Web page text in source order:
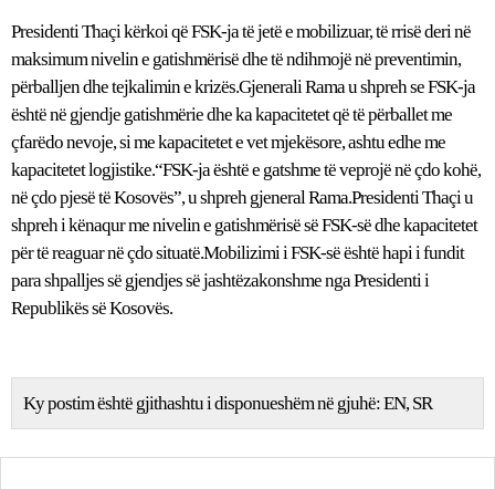
Presidenti Thaçi kërkoi që FSK-ja të jetë e mobilizuar, të rrisë deri në
maksimum nivelin e gatishmërisë dhe të ndihmojë në preventimin,
përballjen dhe tejkalimin e krizës.Gjenerali Rama u shpreh se FSK-ja
është në gjendje gatishmërie dhe ka kapacitetet që të përballet me
çfarëdo nevoje, si me kapacitetet e vet mjekësore, ashtu edhe me
kapacitetet logjistike.“FSK-ja është e gatshme të veprojë në çdo kohë,
në çdo pjesë të Kosovës”, u shpreh gjeneral Rama.Presidenti Thaçi u
shpreh i kënaqur me nivelin e gatishmërisë së FSK-së dhe kapacitetet
për të reaguar në çdo situatë.Mobilizimi i FSK-së është hapi i fundit
para shpalljes së gjendjes së jashtëzakonshme nga Presidenti i
Republikës së Kosovës.
Ky postim është gjithashtu i disponueshëm në gjuhë:EN SR